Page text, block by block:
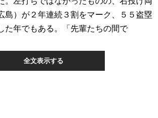
島）が２年連続３割をマーク、５５盗塁
た年でもある。「先輩たちの間で
全文表示する